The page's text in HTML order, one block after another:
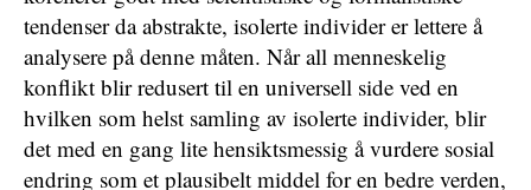
tendenser da abstrakte, isolerte individer er lettere å
analysere på denne måten. Når all menneskelig
konflikt blir redusert til en universell side ved en
hvilken som helst samling av isolerte individer, blir
det med en gang lite hensiktsmessig å vurdere sosial
endring som et plausibelt middel for en bedre verden,